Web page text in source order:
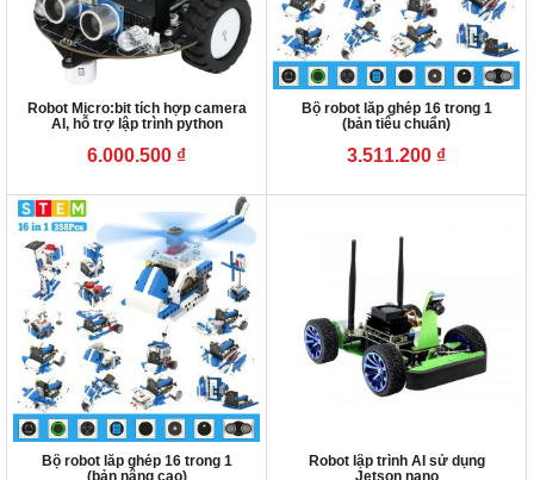
Robot Micro:bit tích hợp camera
AI, hỗ trợ lập trình python
6.000.500 ₫
Bộ robot lắp ghép 16 trong 1
(bản tiêu chuẩn)
3.511.200 ₫
Bộ robot lắp ghép 16 trong 1
Robot lập trình AI sử dụng